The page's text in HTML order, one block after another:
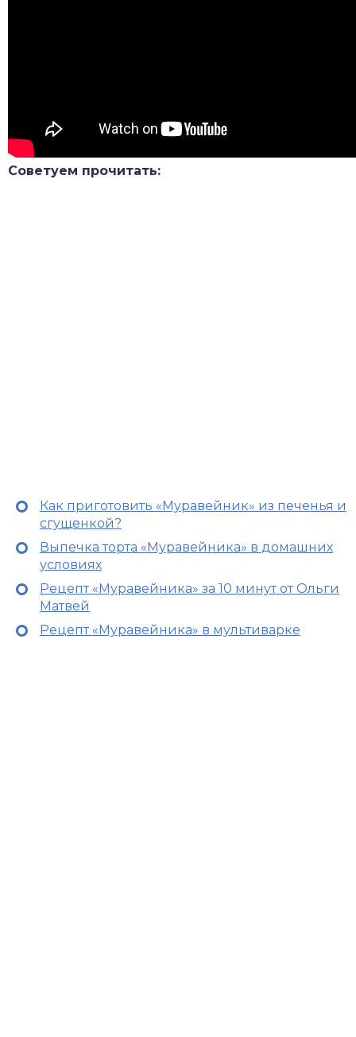
Советуем прочитать:
Как приготовить «Муравейник» из печенья и
сгущенкой?
Выпечка торта «Муравейника» в домашних
условиях
Рецепт «Муравейника» за 10 минут от Ольги
Матвей
Рецепт «Муравейника» в мультиварке